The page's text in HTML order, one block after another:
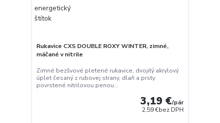
Rukavice CXS DOUBLE ROXY WINTER, zimné,
máčané v nitrile
Zimné bezšvové pletené rukavice, dvojitý akrylový
úplet česaný z rubovej strany, dlaň a prsty
povrstené nitrilovou penou...
3,19 €/pár
2,59 €bez DPH